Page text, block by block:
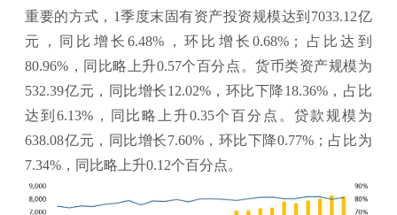
重要的方式，1季度末固有资产投资规模达到7033.12亿
元，同比增长6.48%，环比增长0.68%；占比达到
80.96%，同比略上升0.57个百分点。货币类资产规模为
532.39亿元，同比增长12.02%，环比下降18.36%，占比
达到6.13%，同比略上升0.35个百分点。贷款规模为
638.08亿元，同比增长7.60%，环比下降0.77%；占比为
7.34%，同比略上升0.12个百分点。